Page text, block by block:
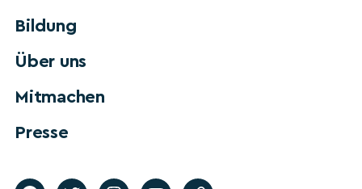
Bildung
Über uns
Mitmachen
Presse